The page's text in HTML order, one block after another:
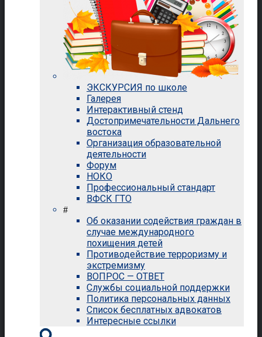
ЭКСКУРСИЯ по школе
Галерея
Интерактивный стенд
Достопримечательности Дальнего
востока
Организация образовательной
деятельности
Форум
НОКО
Профессиональный стандарт
ВФСК ГТО
#
Об оказании содействия граждан в
случае международного
похищения детей
Противодействие терроризму и
экстремизму
ВОПРОС — ОТВЕТ
Службы социальной поддержки
Политика персональных данных
Список бесплатных адвокатов
Интересные ссылки